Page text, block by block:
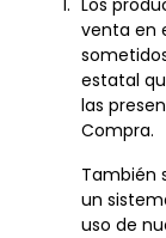
Los
venta en
estatal
las
Compra.
También
un
uso de